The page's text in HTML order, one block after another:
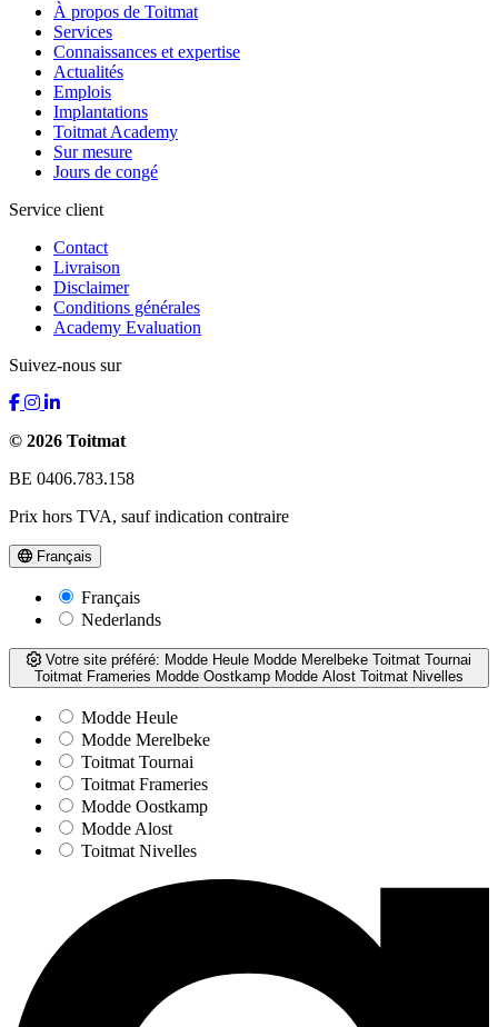
À propos de Toitmat
Services
Connaissances et expertise
Actualités
Emplois
Implantations
Toitmat Academy
Sur mesure
Jours de congé
Service client
Contact
Livraison
Disclaimer
Conditions générales
Academy Evaluation
Suivez-nous sur
© 2026 Toitmat
BE 0406.783.158
Prix hors TVA, sauf indication contraire
Français
Français
Nederlands
Votre site préféré: Modde Heule Modde Merelbeke Toitmat Tournai
Toitmat Frameries Modde Oostkamp Modde Alost Toitmat Nivelles
Modde Heule
Modde Merelbeke
Toitmat Tournai
Toitmat Frameries
Modde Oostkamp
Modde Alost
Toitmat Nivelles